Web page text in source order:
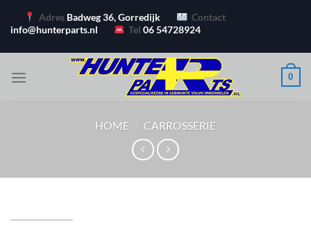
naar
Adres Badweg 36, Gorredijk
Contact
info@hunterparts.nl
Tel06 54728924
0
HOME / CARROSSERIE